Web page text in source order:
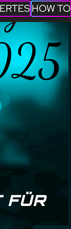
HOW TO
FÜR